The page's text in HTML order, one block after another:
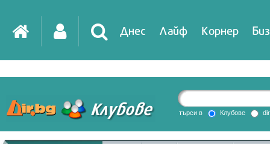
Днес Лайф Корнер
DirTV Impressio
търси в Клубове